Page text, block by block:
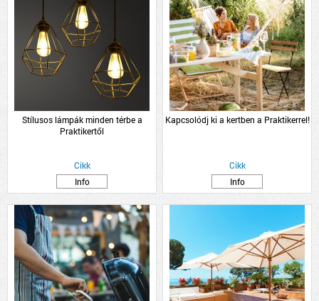
Stílusos lámpák minden térbe a
Praktikertől
Cikk
Info
Kapcsolódj ki a kertben a Praktikerrel!
Cikk
Info